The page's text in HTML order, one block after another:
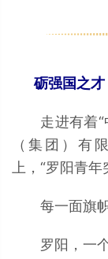
砺强国之才
走进有着“
（集团）有
上，“罗阳青
每一面旗帜
罗阳，一个